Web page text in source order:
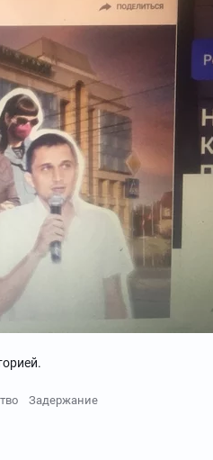
Задержание